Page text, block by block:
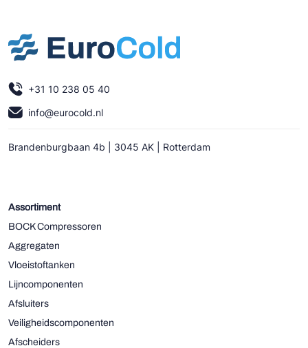
+31 10 238 05 40
info@eurocold.nl
Brandenburgbaan 4b | 3045 AK | Rotterdam
Assortiment
BOCK Compressoren
Aggregaten
Vloeistoftanken
Lijncomponenten
Afsluiters
Veiligheidscomponenten
Afscheiders